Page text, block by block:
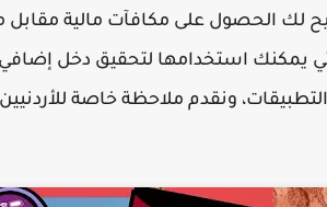
لك الحصول على مكافآت مالية
يمكنك استخدامها لتحقيق دخل
ونقدم ملاحظة خاصة